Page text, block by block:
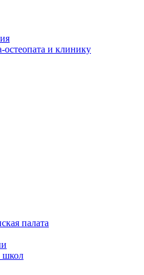
остеопата и клинику
палата
школ